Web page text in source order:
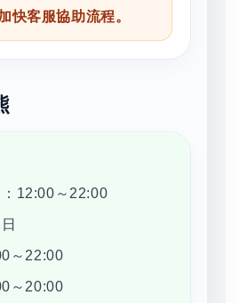
快客服協助流程。
12:00～22:00
～22:00
～20:00